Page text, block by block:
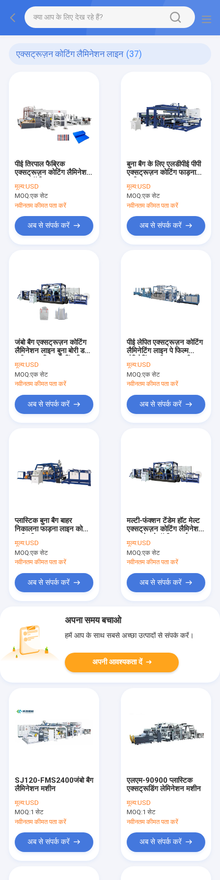
एक्सट्रूज़न कोटिंग लैमिनेशन लाइन (37)
पीई तिरपाल फैब्रिक
एक्सट्रूज़न कोटिंग लैमिनेशन
लैमिनेशन प्लांट
मूल्य:USD
MOQ:एक सेट
नवीनतम कीमत पता करें
अब से संपर्क करें
बुना बैग के लिए एलडीपीई पीपी
एक्सट्रूज़न कोटिंग फाड़ना
मूल्य:USD
MOQ:एक सेट
नवीनतम कीमत पता करें
अब से संपर्क करें
जंबो बैग एक्सट्रूज़न कोटिंग
लैमिनेशन लाइन बुना बोरी डबल
कोटिंग मशीन
मूल्य:USD
MOQ:एक सेट
नवीनतम कीमत पता करें
अब से संपर्क करें
पीई लेपित एक्सट्रूज़न कोटिंग
लैमिनेटिंग लाइन पे फिल्म
मिनट
मूल्य:USD
MOQ:एक सेट
नवीनतम कीमत पता करें
अब से संपर्क करें
प्लास्टिक बुना बैग बाहर
निकालना फाड़ना लाइन कोटिंग
मूल्य:USD
MOQ:एक सेट
नवीनतम कीमत पता करें
अब से संपर्क करें
मल्टी-फंक्शन टेंडेम हॉट मेल्ट
एक्सट्रूज़न कोटिंग लैमिनेशन
मूल्य:USD
MOQ:एक सेट
नवीनतम कीमत पता करें
अब से संपर्क करें
अपना समय बचाओ
हमें आप के साथ सबसे अच्छा उत्पादों से संपर्क करें।
अपनी आवश्यकता दें
SJ120-FMS2400जंबो बैग
लैमिनेशन मशीन
मूल्य:USD
MOQ:1 सेट
नवीनतम कीमत पता करें
अब से संपर्क करें
एलएम-90900 प्लास्टिक
एक्सट्रूडिंग लेमिनेशन मशीन
मूल्य:USD
MOQ:1 सेट
नवीनतम कीमत पता करें
अब से संपर्क करें